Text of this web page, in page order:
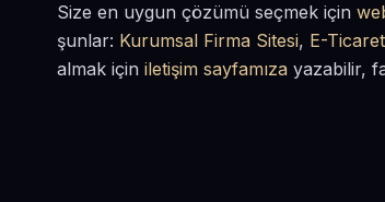
Size en uygun çözümü seçmek için
şunlar: Kurumsal Firma Sitesi, E-
almak için iletişim sayfamıza yazabilir,